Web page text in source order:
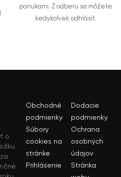
ponukami. Z odberu sa môžete
kedykoľvek odhlásiť.
o
Obchodné
podmienky
Dodacie
podmienky
Súbory
cookies na
stránke
Ochrana
osobných
údajov
Prihlásenie
Stránka